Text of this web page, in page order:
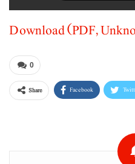
Download (PDF,
0
Share Facebook